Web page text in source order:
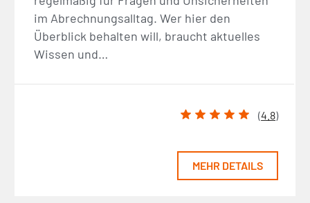
im Abrechnungsalltag. Wer hier den
Überblick behalten will, braucht aktuelles
Wissen und…
(4.8)
MEHR DETAILS